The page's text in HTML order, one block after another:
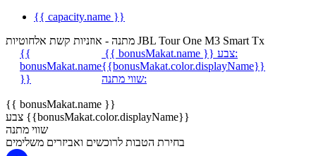
{{ capacity.name }}
מתנה - אוזניות קשת אלחוטיות JBL Tour One M3 Smart Tx
{{
bonusMakat.name
}}
{{ bonusMakat.name }}
צבע:
{{bonusMakat.color.displayName}}
שווי מתנה:
{{ bonusMakat.name }}
צבע {{bonusMakat.color.displayName}}
שווי מתנה
בחירת הטבות לרוכשים ואביזרים משלימים